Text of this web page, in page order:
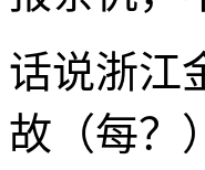
话说浙江
故（每？